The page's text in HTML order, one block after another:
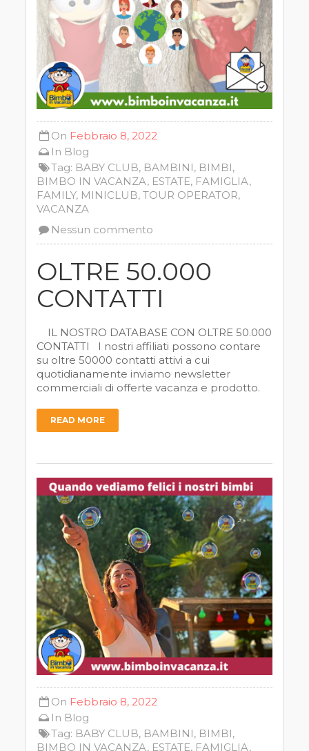
On Febbraio 8, 2022
In Blog
Tag: BABY CLUB, BAMBINI, BIMBI,
BIMBO IN VACANZA, ESTATE, FAMIGLIA,
FAMILY, MINICLUB,TOUR OPERATOR,
VACANZA
Nessun commento
OLTRE 50.000
CONTATTI
IL NOSTRO DATABASE CON OLTRE 50.000
CONTATTI I nostri affiliati possono contare
su oltre 50000 contatti attivi a cui
quotidianamente inviamo newsletter
commerciali di offerte vacanza e prodotto.
READ MORE
On Febbraio 8, 2022
In Blog
Tag: BABY CLUB, BAMBINI, BIMBI,
BIMBO IN VACANZA, ESTATE, FAMIGLIA,